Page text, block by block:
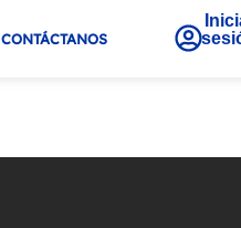
CONTÁCTANOS